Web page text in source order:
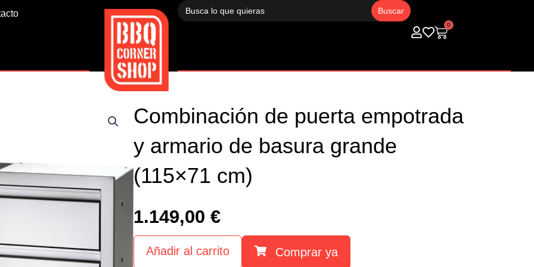
Buscar:
0
Carrito
Combinación de puerta empotrada
y armario de basura grande
(115×71 cm)
1.149,00 €
Añadir al carrito Comprar ya